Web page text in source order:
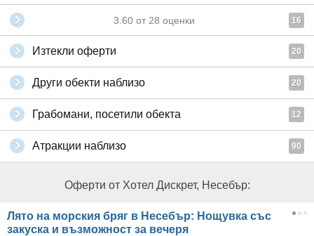
3.60 от 28 оценки 16
Изтекли оферти 20
Други обекти наблизо 20
Грабомани, посетили обекта 12
Атракции наблизо 90
Оферти от Хотел Дискрет, Несебър:
Лято на морския бряг в Несебър: Нощувка със
закуска и възможност за вечеря